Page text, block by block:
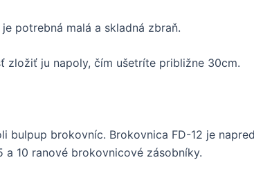
potrebná malá a skladná zbraň.
zložiť ju napoly, čím ušetríte približne 30cm.
brokovníc. Brokovnica FD-12 je
a 10 ranové brokovnicové zásobníky.